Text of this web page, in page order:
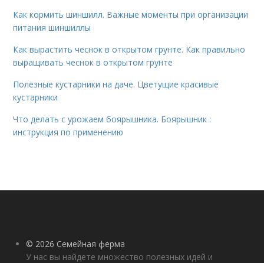
Как кормить шиншилл. Важные моменты при организации
питания шиншиллы
Как вырастить чеснок в открытом грунте. Как правильно
выращивать чеснок в открытом грунте
Полезные кустарники на даче. Цветущие красивые
кустарники
Что делать с урожаем боярышника. Боярышник :
инструкция по применению
© 2026 Семейная ферма
У нас вы найдете множество полезных идей и